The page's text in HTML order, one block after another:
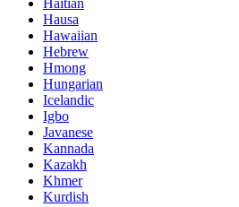
Haitian
Hausa
Hawaiian
Hebrew
Hmong
Hungarian
Icelandic
Igbo
Javanese
Kannada
Kazakh
Khmer
Kurdish